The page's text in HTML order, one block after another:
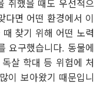
취했을 때도 우선적으
다면 어떤 환경에서 이
찾기 위해 어떤 노력
요구했습니다. 동물에
살 학대 등 위험에 처
이 보아왔기 때문입니